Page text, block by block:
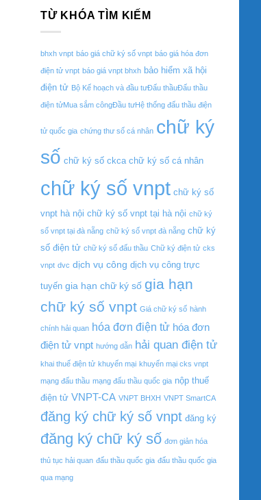
TỪ KHÓA TÌM KIẾM
bhxh vnpt báo giá chữ ký số vnpt báo giá hóa đơn
điện tử vnpt báo giá vnpt bhxh bảo hiểm xã hội
điện tử Bộ Kế hoạch và đầu tưĐấu thầuĐấu thầu
điện tửMua sắm côngĐầu tưHệ thống đấu thầu điện
tử quốc gia chứng thư số cá nhân chữ ký
số chữ ký số ckca chữ ký số cá nhân
chữ ký số vnpt chữ ký số
vnpt hà nội chữ ký số vnpt tại hà nội chữ ký
số vnpt tại đà nẵng chữ ký số vnpt đà nẵng chữ ký
số điện tử chữ ký số đấu thầu Chữ ký điện tử cks
vnpt dvc dịch vụ công dịch vụ công trực
tuyến gia hạn chữ ký số gia hạn
chữ ký số vnpt Giá chữ ký số hành
chính hải quan hóa đơn điện tử hóa đơn
điện tử vnpt hướng dẫn hải quan điện tử
khai thuế điện tử khuyến mại khuyến mại cks vnpt
mạng đấu thầu mạng đấu thầu quốc gia nộp thuế
điện tử VNPT-CA VNPT BHXH VNPT SmartCA
đăng ký chữ ký số vnpt đăng ký
đăng ký chữ ký số đơn giản hóa
thủ tục hải quan đấu thầu quốc gia đấu thầu quốc gia
qua mạng